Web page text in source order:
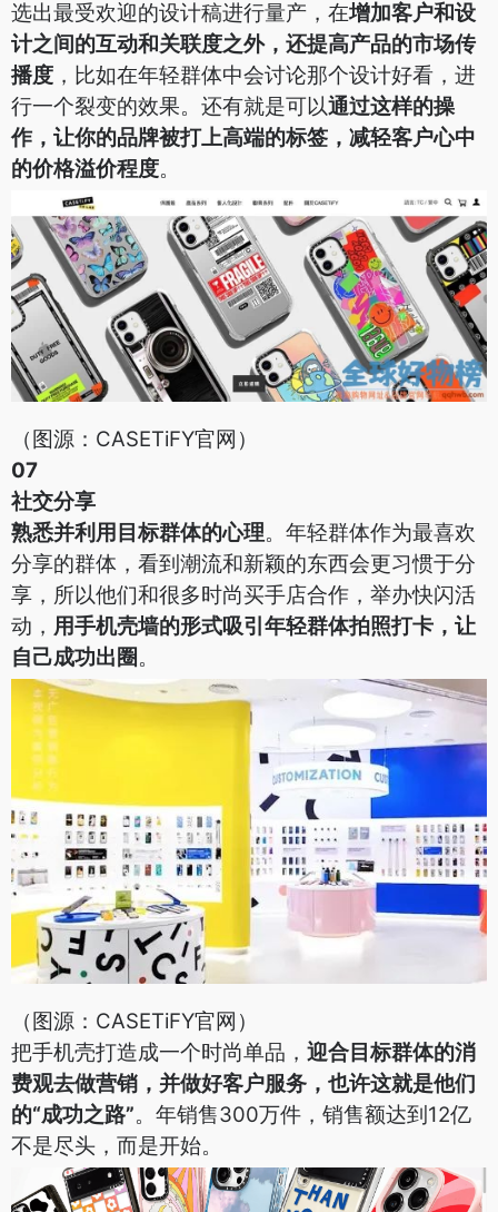
选出最受欢迎的设计稿进行量产，在增加客户和设
计之间的互动和关联度之外，还提高产品的市场传
播度 ，比如在年轻群体中会讨论那个设计好看，进
行一个裂变的效果。还有就是可以通过这样的操
作，让你的品牌被打上高端的标签，减轻客户心中
的价格溢价程度。
（图源：CASETiFY官网）
07
社交分享
熟悉并利用目标群体的心理。年轻群体作为最喜欢
分享的群体，看到潮流和新颖的东西会更习惯于分
享，所以他们和很多时尚买手店合作，举办快闪活
动， 用手机壳墙的形式吸引年轻群体拍照打卡，让
自己成功出圈 。
（图源：CASETiFY官网）
把手机壳打造成一个时尚单品， 迎合目标群体的消
费观去做营销，并做好客户服务，也许这就是他们
的“成功之路”。年销售300万件，销售额达到12亿
不是尽头，而是开始。